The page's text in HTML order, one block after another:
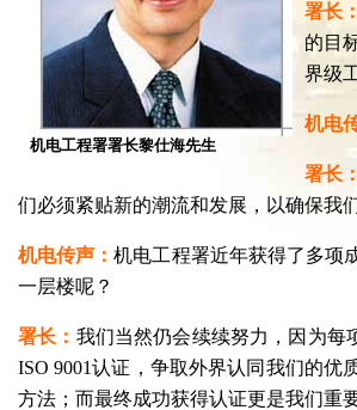
机电工程署署长黎仕海先生
署长：
的目
界级
机电
署长：
们必须紧贴新的潮流和发展，以确保我
机电传声：机电工程署近年获得了多项
一层楼呢？
署长： 我们当然仍会续续努力，因为每
ISO 9001认证，争取外界认同我们的
方法；而最终成功获得认证更是我们重